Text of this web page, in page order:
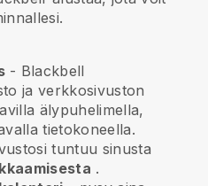
- Blackbell
ja verkkosivuston
älypuhelimella,
tietokoneella.
tuntuu sinusta
.